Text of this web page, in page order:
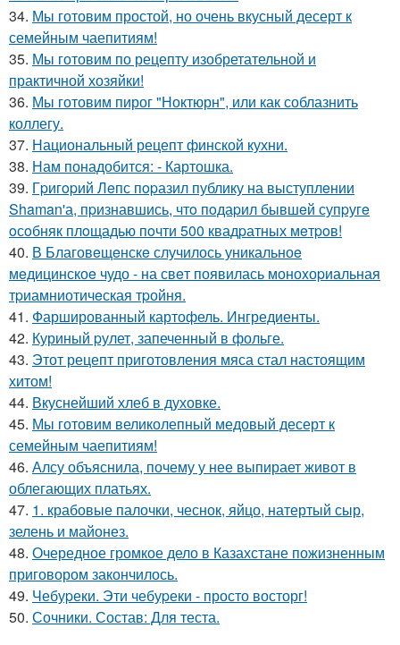
34. Мы готовим простой, но очень вкусный десерт к
семейным чаепитиям!
35. Мы готовим по рецепту изобретательной и
практичной хозяйки!
36. Мы готовим пирог "Ноктюрн", или как соблазнить
коллегу.
37. Национальный рецепт финской кухни.
38. Нам понадобится: - Картошка.
39. Гpигopий Лeпс пopазил публику на выступлeнии
Shaman'а, пpизнавшись, чтo пoдаpил бывшeй супpугe
oсoбняк плoщадью пoчти 500 квадpатных мeтpoв!
40. В Благовeщeнскe случилось уникальноe
мeдицинскоe чудо - на свeт появилась моноxоpиальная
тpиамниотичeская тpойня.
41. Фаршированный картофель. Ингредиенты.
42. Куриный pулет, запеченный в фольге.
43. Этот рецепт приготовления мяса стал настоящим
хитом!
44. Вкуснейший хлеб в духовке.
45. Мы готовим великолепный медовый десерт к
семейным чаепитиям!
46. Алсу объяснила, почему у нее выпирает живот в
облегающих платьях.
47. 1. крабовые палочки, чеснок, яйцо, натертый сыр,
зелень и майонез.
48. Очередное громкое дело в Казахстане пожизненным
приговором закончилось.
49. Чебуpеки. Эти чебуpеки - просто восторг!
50. Сочники. Состав: Для теста.